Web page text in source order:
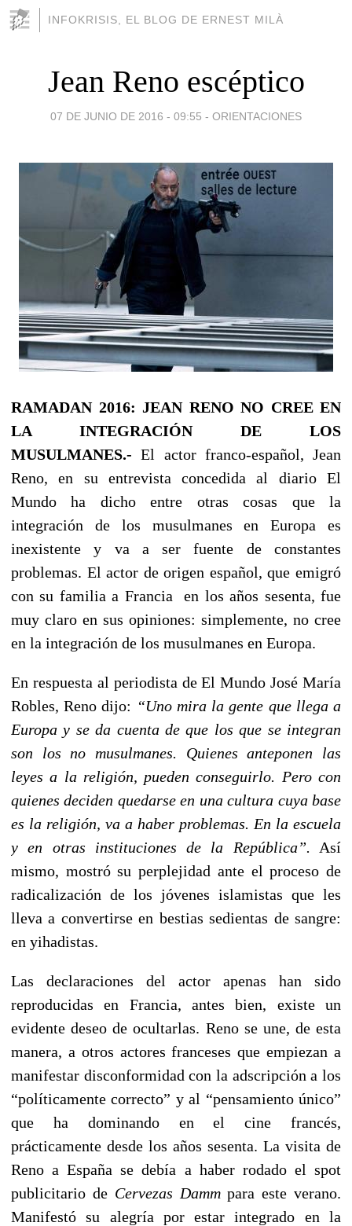
INFOKRISIS, EL BLOG DE ERNEST MILÀ
Jean Reno escéptico
07 DE JUNIO DE 2016 - 09:55 - ORIENTACIONES
RAMADAN 2016: JEAN RENO NO CREE EN
LA INTEGRACIÓN DE LOS
MUSULMANES.-El actor franco-español, Jean
Reno, en su entrevista concedida al diario El
Mundo ha dicho entre otras cosas que la
integración de los musulmanes en Europa es
inexistente y va a ser fuente de constantes
problemas. El actor de origen español, que emigró
con su familia a Francia en los años sesenta, fue
muy claro en sus opiniones: simplemente, no cree
en la integración de los musulmanes en Europa.
En respuesta al periodista de El Mundo José María
Robles, Reno dijo: “Uno mira la gente que llega a
Europa y se da cuenta de que los que se integran
son los no musulmanes. Quienes anteponen las
leyes a la religión, pueden conseguirlo. Pero con
quienes deciden quedarse en una cultura cuya base
es la religión, va a haber problemas. En la escuela
y en otras instituciones de la República”. Así
mismo, mostró su perplejidad ante el proceso de
radicalización de los jóvenes islamistas que les
lleva a convertirse en bestias sedientas de sangre:
en yihadistas.
Las declaraciones del actor apenas han sido
reproducidas en Francia, antes bien, existe un
evidente deseo de ocultarlas. Reno se une, de esta
manera, a otros actores franceses que empiezan a
manifestar disconformidad con la adscripción a los
“políticamente correcto” y al “pensamiento único”
que ha dominando en el cine francés,
prácticamente desde los años sesenta. La visita de
Reno a España se debía a haber rodado el spot
publicitario de Cervezas Dammpara este verano.
Manifestó su alegría por estar integrado en la